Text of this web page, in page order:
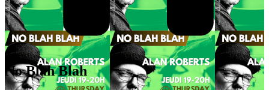
No Blah Blah